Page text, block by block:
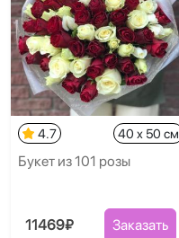
4.7 40 x 50 см
Букет из 101 розы
11469₽ Заказать